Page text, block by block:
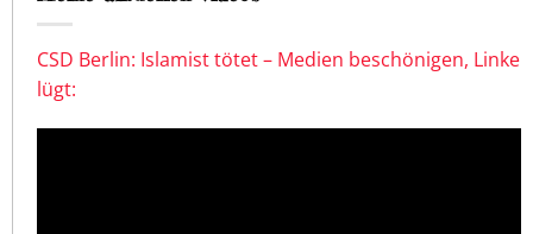
CSD Berlin: Islamist tötet – Medien beschönigen, Linke
lügt: